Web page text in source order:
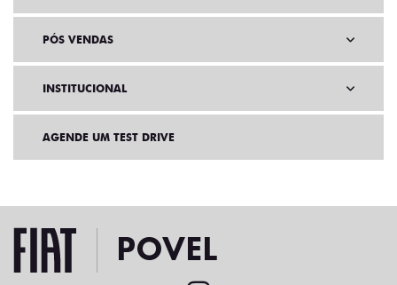
PÓS VENDAS
INSTITUCIONAL
AGENDE UM TEST DRIVE